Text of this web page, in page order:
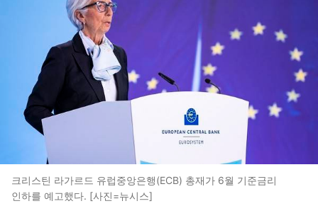
크리스틴 라가르드 유럽중앙은행(ECB) 총재가 6월 기준금리
인하를 예고했다. [사진=뉴시스]